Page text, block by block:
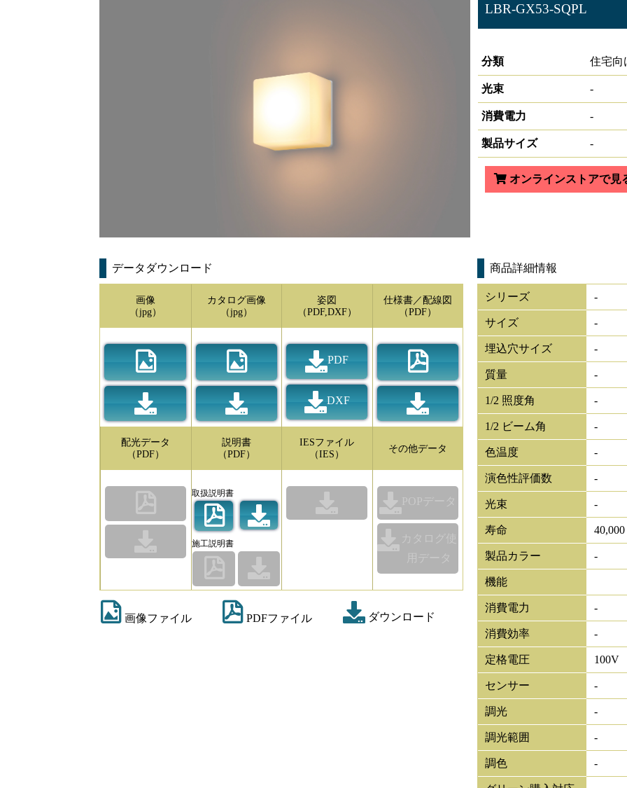
LBR-GX53-SQPL
分類
住宅
光束 -
消費電力 -
製品サイズ -
オンラインストアで見
データダウンロード
画像
（jpg）
カタログ画像
（jpg）
姿図
（PDF,DXF）
PDF
DXF
仕様書／配線図
（PDF）
配光データ
（PDF）
説明書
（PDF）
取扱説明書
施工説明書
IESファイル
（IES）
その他データ
POPデータ
カタログ使
用データ
画像ファイル PDFファイル ダウンロード
商品詳細情報
シリーズ -
サイズ -
埋込穴サイズ -
質量 -
1/2 照度角 -
1/2 ビーム角 -
色温度 -
演色性評価数 -
光束 -
寿命
製品カラー -
機能
消費電力 -
消費効率 -
定格電圧 100V
センサー -
調光 -
調光範囲 -
調色 -